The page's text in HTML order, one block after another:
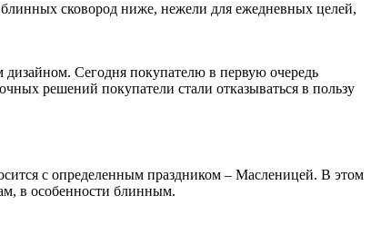
сковород ниже, нежели для ежедневных целей,
Сегодня покупателю в первую очередь
решений покупатели стали отказываться в пользу
с определенным праздником – Масленицей. В этом
в особенности блинным.